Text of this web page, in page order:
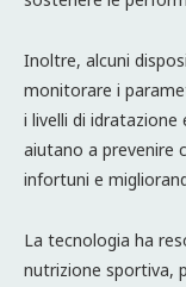
Inoltre, alcuni
monitorare i
i livelli di
aiutano a prevenire
infortuni e
La tecnologia ha
nutrizione sportiva,